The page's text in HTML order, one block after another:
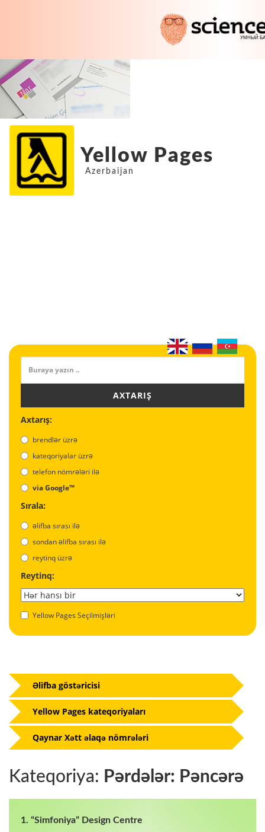
Yellow Pages
Azerbaijan
AXTARIŞ
Axtarış:
brendlər üzrə
kateqoriyalar üzrə
telefon nömrələri ilə
via Google™
Sırala:
əlifba sırası ilə
sondan əlifba sırası ilə
reytinq üzrə
Reytinq:
Yellow Pages Seçilmişləri
Kateqoriya: Pərdələr: Pəncərə
1. “Simfoniya” Design Centre
Əlifba göstəricisi
Yellow Pages kateqoriyaları
Qaynar Xətt əlaqə nömrələri